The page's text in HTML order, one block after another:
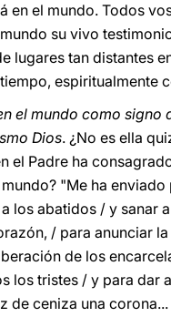
en el mundo. Todos
su vivo
lugares tan distantes
espiritualmente
el mundo como signo
Dios. ¿No es ella
el Padre ha
"Me ha
los abatidos / y sanar
/ para anunciar
de los
los tristes / y para dar
de ceniza una